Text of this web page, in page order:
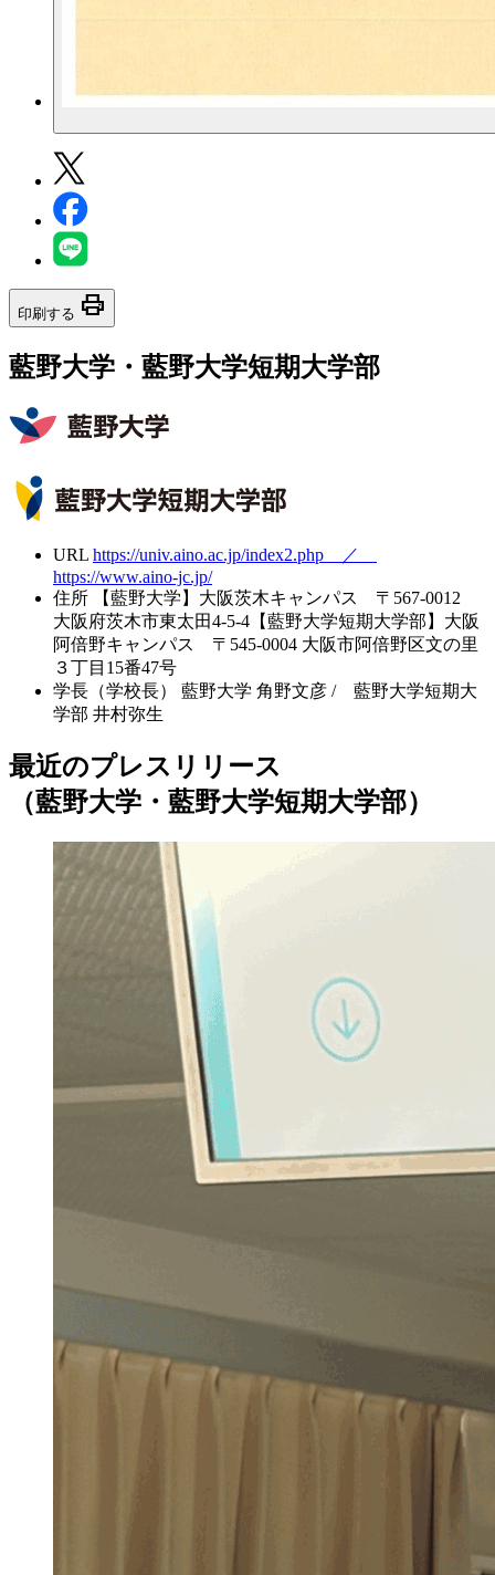
印刷する print
藍野大学・藍野大学短期大学部
URL https://univ.aino.ac.jp/index2.php ／
https://www.aino-jc.jp/
住所
【藍野大学】大阪茨木キャンパス 〒567-0012
大阪府茨木市東太田4-5-4【藍野大学短期大学部】大阪
阿倍野キャンパス 〒545-0004 大阪市阿倍野区文の里
３丁目15番47号
学長（学校長）
藍野大学 角野文彦 / 藍野大学短期大
学部 井村弥生
最近のプレスリリース
（藍野大学・藍野大学短期大学部）